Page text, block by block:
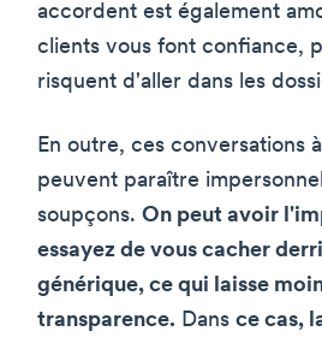
accordent est également
clients vous font confiance,
risquent d'aller dans les
En outre, ces conversations
peuvent paraître
soupçons. On peut avoir
essayez de vous cacher
générique, ce qui laisse
transparence. Dans ce cas,